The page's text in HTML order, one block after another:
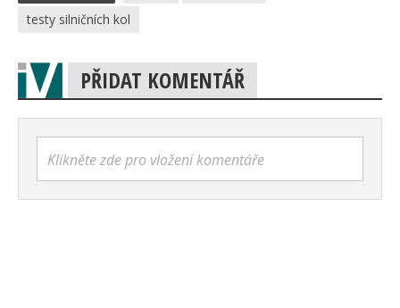
testy silničních kol
PŘIDAT KOMENTÁŘ
Klikněte zde pro vložení komentáře